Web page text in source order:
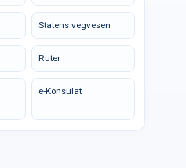
Statens vegvesen
Ruter
e-Konsulat